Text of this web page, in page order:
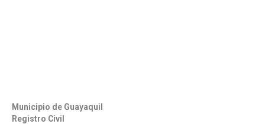
Municipio de Guayaquil
Registro Civil